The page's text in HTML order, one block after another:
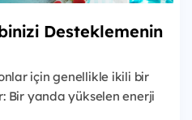
Desteklemenin
için genellikle ikili bir
Bir yanda yükselen enerji